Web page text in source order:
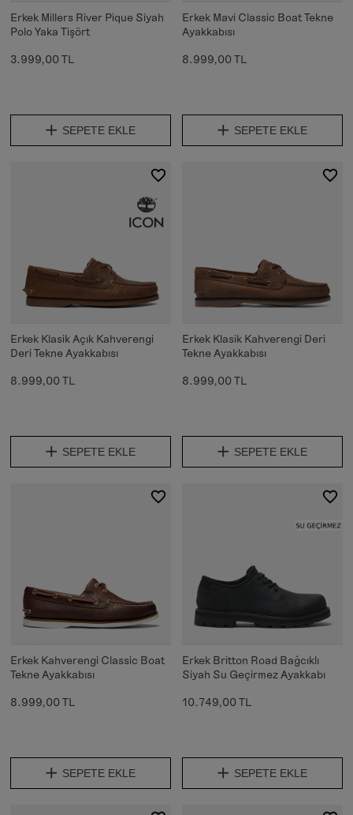
Erkek Millers River Pique Siyah
Polo Yaka Tişört
3.999,00 TL
SEPETE EKLE
Erkek Mavi Classic Boat Tekne
Ayakkabısı
8.999,00 TL
SEPETE EKLE
Erkek Klasik Açık Kahverengi
Deri Tekne Ayakkabısı
8.999,00 TL
SEPETE EKLE
Erkek Klasik Kahverengi Deri
Tekne Ayakkabısı
8.999,00 TL
SEPETE EKLE
Erkek Kahverengi Classic Boat
Tekne Ayakkabısı
8.999,00 TL
SEPETE EKLE
Erkek Britton Road Bağcıklı
Siyah Su Geçirmez Ayakkabı
10.749,00 TL
SEPETE EKLE